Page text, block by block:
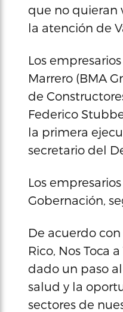
que no quieran
la atención de
Los
Marrero (BMA
de
Federico
la primera
secretario del
Los
Gobernación,
De acuerdo
Rico, Nos Toca
dado un paso
salud y la
sectores de